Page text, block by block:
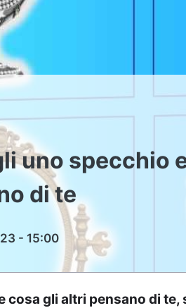
uno specchio
di te
- 15:00
cosa gli altri pensano di